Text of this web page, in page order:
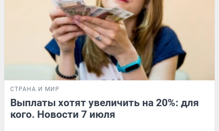
СТРАНА И МИР
Выплаты хотят увеличить на 20%: для
кого. Новости 7 июля